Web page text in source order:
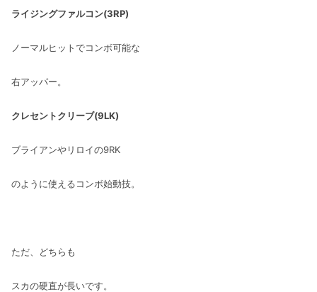
ライジングファルコン(3RP)
ノーマルヒットでコンボ可能な
右アッパー。
クレセントクリーブ(9LK)
ブライアンやリロイの9RK
のように使えるコンボ始動技。
ただ、どちらも
スカの硬直が長いです。